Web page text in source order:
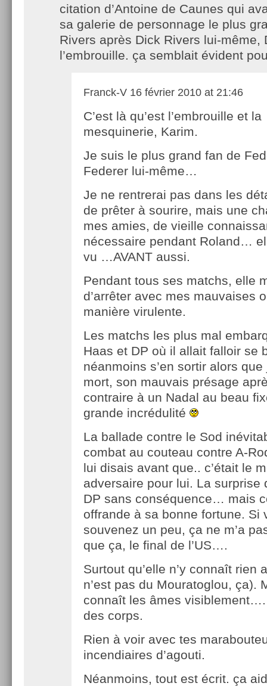
citation d’Antoine de Caunes qui
sa galerie de personnage le plus
Rivers après Dick Rivers lui-même,
l’embrouille. ça semblait évident
Franck-V 16 février 2010 at 21:46
C’est là qu’est l’embrouille et la
mesquinerie, Karim.
Je suis le plus grand fan de
Federer lui-même…
Je ne rentrerai pas dans les
de prêter à sourire, mais une
mes amies, de vieille
nécessaire pendant Roland…
vu …AVANT aussi.
Pendant tous ses matchs, elle
d’arrêter avec mes mauvaises
manière virulente.
Les matchs les plus mal
Haas et DP où il allait falloir se
néanmoins s’en sortir alors
mort, son mauvais présage
contraire à un Nadal au beau
grande incrédulité
La ballade contre le Sod
combat au couteau contre A-
lui disais avant que.. c’était le
adversaire pour lui. La surprise
DP sans conséquence… mais
offrande à sa bonne fortune. Si
souvenez un peu, ça ne m’a
que ça, le final de l’US….
Surtout qu’elle n’y connaît rien
n’est pas du Mouratoglou, ça).
connaît les âmes
des corps.
Rien à voir avec tes
incendiaires d’agouti.
Néanmoins, tout est écrit. ça